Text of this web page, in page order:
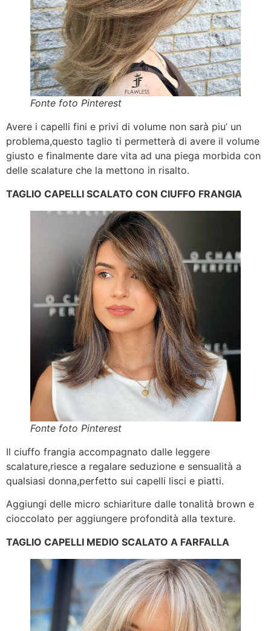
Fonte foto Pinterest
Avere i capelli fini e privi di volume non sarà piu’ un
problema,questo taglio ti permetterà di avere il volume
giusto e finalmente dare vita ad una piega morbida con
delle scalature che la mettono in risalto.
TAGLIO CAPELLI SCALATO CON CIUFFO FRANGIA
Fonte foto Pinterest
Il ciuffo frangia accompagnato dalle leggere
scalature,riesce a regalare seduzione e sensualità a
qualsiasi donna,perfetto sui capelli lisci e piatti.
Aggiungi delle micro schiariture dalle tonalità brown e
cioccolato per aggiungere profondità alla texture.
TAGLIO CAPELLI MEDIO SCALATO A FARFALLA